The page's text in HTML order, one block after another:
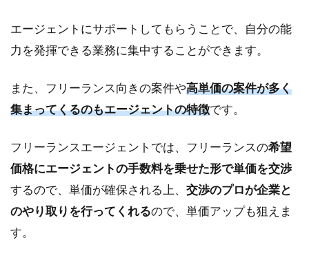
エージェントにサポートしてもらうことで、自分の能
力を発揮できる業務に集中することができます。
また、フリーランス向きの案件や高単価の案件が多く
集まってくるのもエージェントの特徴です。
フリーランスエージェントでは、フリーランスの希望
価格にエージェントの手数料を乗せた形で単価を交渉
するので、単価が確保される上、 交渉のプロが企業と
のやり取りを行ってくれるので、単価アップも狙えま
す。